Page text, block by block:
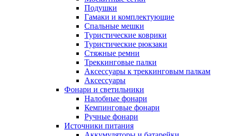
Подушки
Гамаки и комплектующие
Спальные мешки
Туристические коврики
Туристические рюкзаки
Стяжные ремни
Треккинговые палки
Аксессуары к треккинговым палкам
Аксессуары
Фонари и светильники
Налобные фонари
Кемпинговые фонари
Ручные фонари
Источники питания